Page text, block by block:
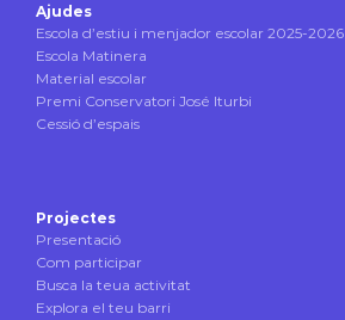
Ajudes
Escola d’estiu i menjador escolar 2025-2026
Escola Matinera
Material escolar
Premi Conservatori José Iturbi
Cessió d’espais
Projectes
Presentació
Com participar
Busca la teua activitat
Explora el teu barri